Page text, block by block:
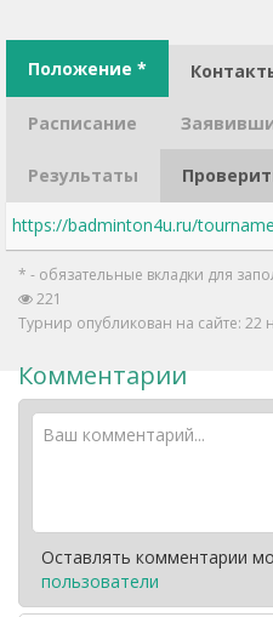
Положение *
Расписание
Результаты
https://badminton4u.ru/
* - обязательные вкладки для
221
Турнир опубликован на сайте: 22
Комментарии
Оставлять комментарии
пользователи